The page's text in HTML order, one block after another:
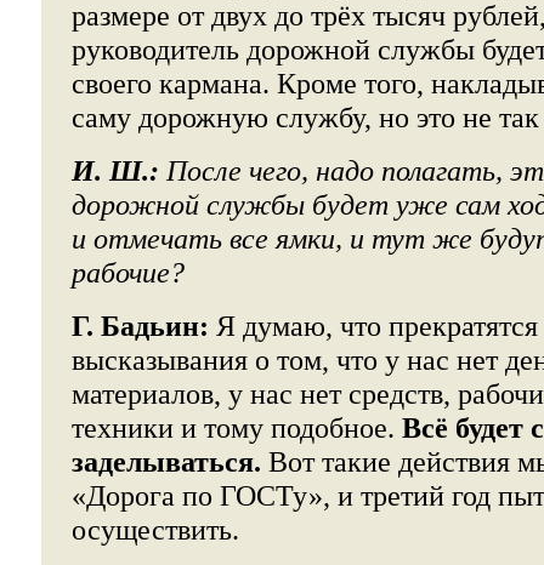
размере от двух до трёх тысяч
руководитель дорожной службы
своего кармана. Кроме того,
саму дорожную службу, но это не
И. Ш.: После чего, надо полагать,
дорожной службы будет уже сам
и отмечать все ямки, и тут же
рабочие?
Г. Бадьин: Я думаю, что прекратятся
высказывания о том, что у нас нет
материалов, у нас нет средств,
техники и тому подобное. Всё будет
заделываться. Вот такие действия
«Дорога по ГОСТу», и третий год
осуществить.